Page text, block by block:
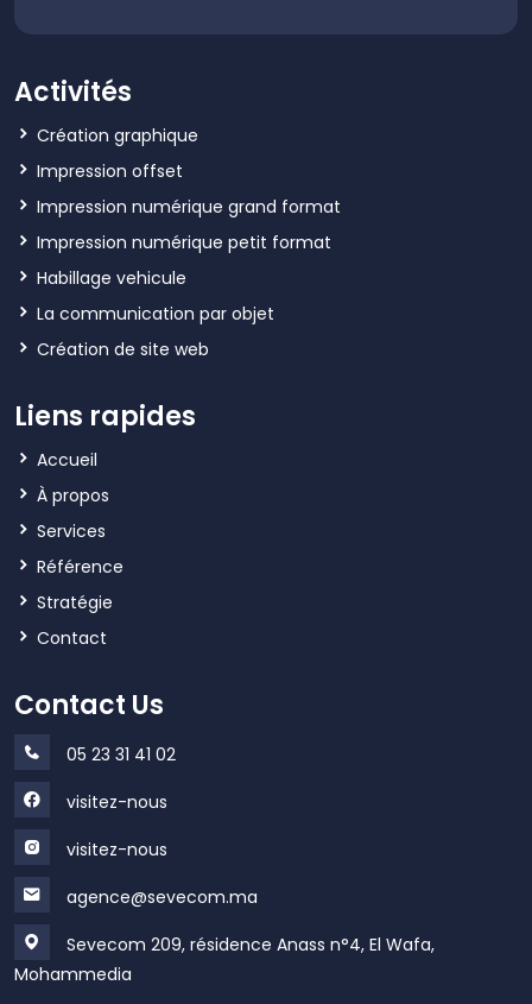
Activités
Création graphique
Impression offset
Impression numérique grand format
Impression numérique petit format
Habillage vehicule
La communication par objet
Création de site web
Liens rapides
Accueil
À propos
Services
Référence
Stratégie
Contact
Contact Us
05 23 31 41 02
visitez-nous
visitez-nous
agence@sevecom.ma
Sevecom 209, résidence Anass n°4, El Wafa,
Mohammedia